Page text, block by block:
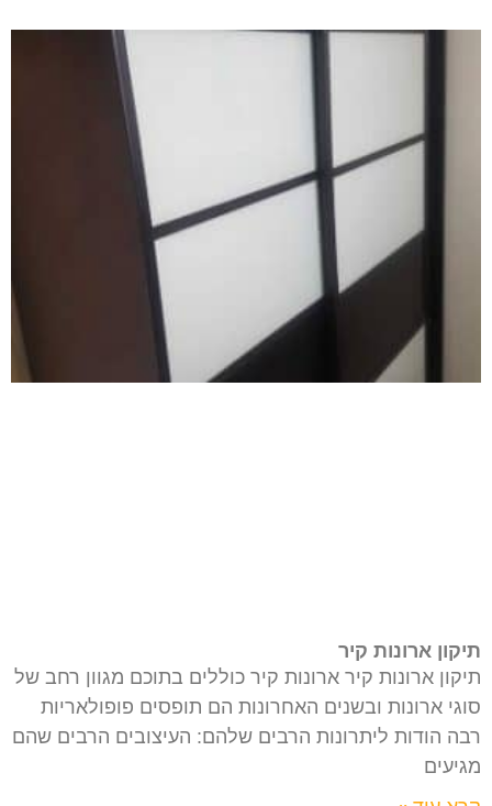
תיקון ארונות קיר
תיקון ארונות קיר ארונות קיר כוללים בתוכם מגוון רחב של
סוגי ארונות ובשנים האחרונות הם תופסים פופולאריות
רבה הודות ליתרונות הרבים שלהם: העיצובים הרבים שהם
מגיעים